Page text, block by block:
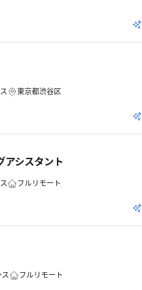
東京都渋谷区
アシスタント
フルリモート
フルリモート